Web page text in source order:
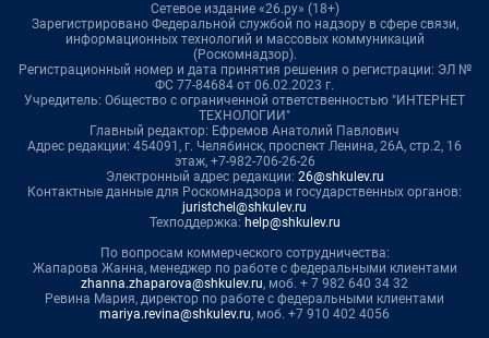
Сетевое издание «26.ру» (18+)
Зарегистрировано Федеральной службой по надзору в сфере связи,
информационных технологий и массовых коммуникаций
(Роскомнадзор).
Регистрационный номер и дата принятия решения о регистрации: ЭЛ №
ФС 77-84684 от 06.02.2023 г.
Учредитель: Общество с ограниченной ответственностью "ИНТЕРНЕТ
ТЕХНОЛОГИИ"
Главный редактор: Ефремов Анатолий Павлович
Адрес редакции: 454091, г. Челябинск, проспект Ленина, 26А, стр.2, 16
этаж, +7-982-706-26-26
Электронный адрес редакции: 26@shkulev.ru
Контактные данные для Роскомнадзора и государственных органов:
juristchel@shkulev.ru
Техподдержка: help@shkulev.ru
По вопросам коммерческого сотрудничества:
Жапарова Жанна, менеджер по работе с федеральными клиентами
zhanna.zhaparova@shkulev.ru, моб. + 7 982 640 34 32
Ревина Мария, директор по работе с федеральными клиентами
mariya.revina@shkulev.ru, моб. +7 910 402 4056